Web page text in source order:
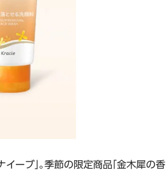
ーブ」。季節の限定商品「金木犀の香